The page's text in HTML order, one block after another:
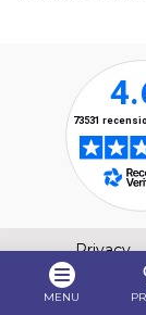
MENU
Privacy